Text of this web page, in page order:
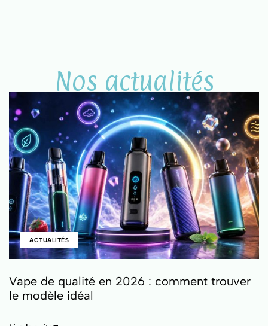
Nos actualités
ACTUALITÉS
Vape de qualité en 2026 : comment trouver
le modèle idéal